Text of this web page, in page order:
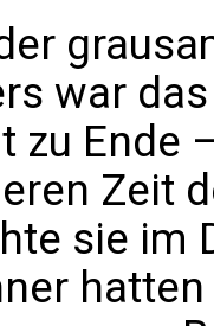
war
zu Ende
Zeit
sie im